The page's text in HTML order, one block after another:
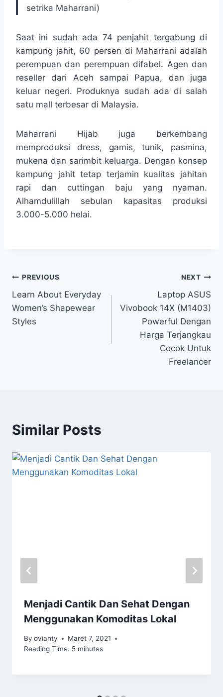
setrika Maharrani)
Saat ini sudah ada 74 penjahit tergabung di
kampung jahit, 60 persen di Maharrani adalah
perempuan dan perempuan difabel. Agen dan
reseller dari Aceh sampai Papua, dan juga
keluar negeri. Produknya sudah ada di salah
satu mall terbesar di Malaysia.
Maharrani Hijab juga berkembang
memproduksi dress, gamis, tunik, pasmina,
mukena dan sarimbit keluarga. Dengan konsep
kampung jahit tetap terjamin kualitas jahitan
rapi dan cuttingan baju yang nyaman.
Alhamdulillah sebulan kapasitas produksi
3.000-5.000 helai.
Navigasi
pos
PREVIOUS
Learn About Everyday
Women’s Shapewear
Styles
NEXT
Laptop ASUS
Vivobook 14X (M1403)
Powerful Dengan
Harga Terjangkau
Cocok Untuk
Freelancer
Similar Posts
Menjadi Cantik Dan Sehat Dengan
Menggunakan Komoditas Lokal
By ovianty
Maret 7, 2021
Reading Time: 5 minutes